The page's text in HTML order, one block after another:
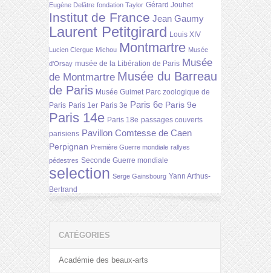
Eugène Delâtre fondation Taylor Gérard Jouhet
Institut de France Jean Gaumy
Laurent Petitgirard Louis XIV
Lucien Clergue Michou Montmartre Musée
d'Orsay musée de la Libération de Paris Musée
de Montmartre Musée du Barreau
de Paris Musée Guimet Parc zoologique de
Paris Paris 1er Paris 3e Paris 6e Paris 9e
Paris 14e Paris 18e passages couverts
parisiens Pavillon Comtesse de Caen
Perpignan Première Guerre mondiale rallyes
pédestres Seconde Guerre mondiale
selection Serge Gainsbourg Yann Arthus-
Bertrand
CATÉGORIES
Académie des beaux-arts